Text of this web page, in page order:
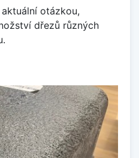
otázkou,
dřezů různých